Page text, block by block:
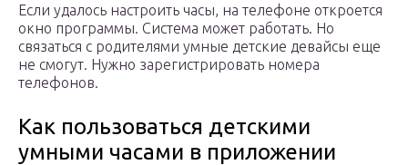
Если удалось настроить часы, на телефоне откроется
окно программы. Система может работать. Но
связаться с родителями умные детские девайсы еще
не смогут. Нужно зарегистрировать номера
телефонов.
Как пользоваться детскими
умными часами в приложении